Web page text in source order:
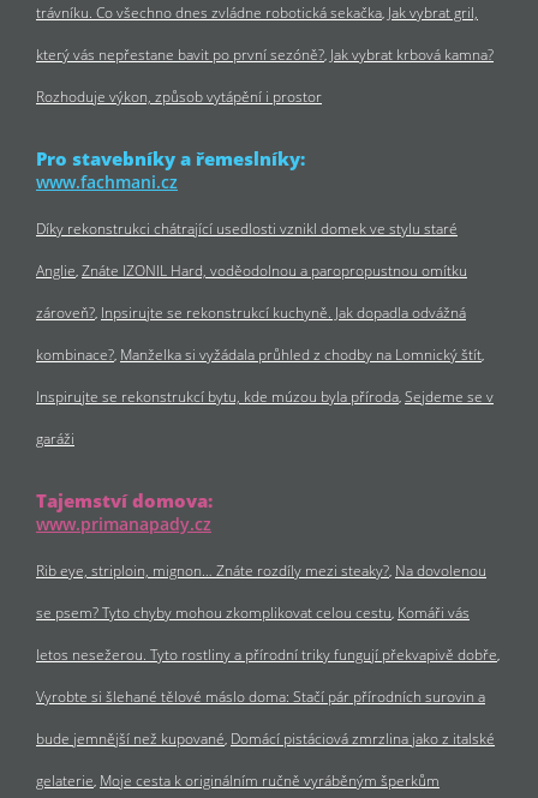
trávníku. Co všechno dnes zvládne robotická sekačka Jak vybrat gril,
který vás nepřestane bavit po první sezóně? Jak vybrat krbová kamna?
Rozhoduje výkon, způsob vytápění i prostor
Pro stavebníky a řemeslníky:
www.fachmani.cz
Díky rekonstrukci chátrající usedlosti vznikl domek ve stylu staré
Anglie Znáte IZONIL Hard, voděodolnou a paropropustnou omítku
zároveň? Inpsirujte se rekonstrukcí kuchyně. Jak dopadla odvážná
kombinace? Manželka si vyžádala průhled z chodby na Lomnický štít
Inspirujte se rekonstrukcí bytu, kde múzou byla příroda Sejdeme se v
garáži
Tajemství domova:
www.primanapady.cz
Rib eye, striploin, mignon… Znáte rozdíly mezi steaky? Na dovolenou
se psem? Tyto chyby mohou zkomplikovat celou cestu Komáři vás
letos nesežerou. Tyto rostliny a přírodní triky fungují překvapivě dobře
Vyrobte si šlehané tělové máslo doma: Stačí pár přírodních surovin a
bude jemnější než kupované Domácí pistáciová zmrzlina jako z italské
gelaterie Moje cesta k originálním ručně vyráběným šperkům